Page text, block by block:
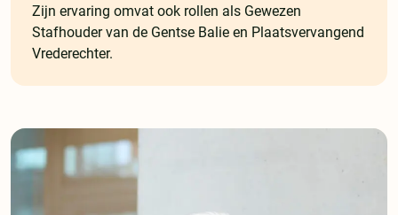
Zijn ervaring omvat ook rollen als Gewezen
Stafhouder van de Gentse Balie en Plaatsvervangend
Vrederechter.